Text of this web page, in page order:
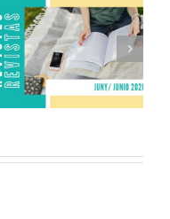
Revistas
junio 2026